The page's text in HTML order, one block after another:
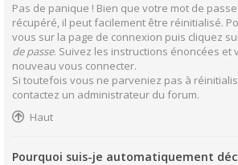
Pas de panique ! Bien que votre mot de
récupéré, il peut facilement être réinitialisé.
vous sur la page de connexion puis cliquez
de passe. Suivez les instructions énoncées et
nouveau vous connecter.
Si toutefois vous ne parveniez pas à
contactez un administrateur du forum.
Haut
Pourquoi suis-je automatiquement